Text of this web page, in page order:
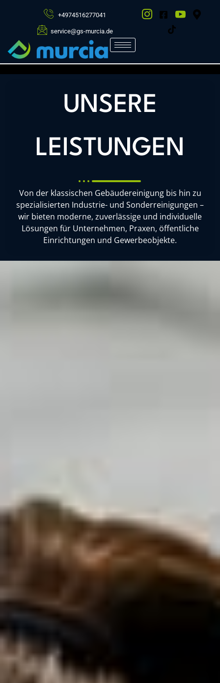
+4974516277041
service@gs-murcia.de
BERATUNG
TERMIN
Vereinbaren Sie jetzt einen
unverbindlichen Beratungstermin mit
wir Ihre Anforderungen und entwickeln
passende Reinigungs- und
Jetzt Termin anfragen
UNSERE
LEISTUNGEN
Von der klassischen Gebäudereinigung bis hin zu
spezialisierten Industrie- und Sonderreinigungen –
wir bieten moderne, zuverlässige und individuelle
Lösungen für Unternehmen, Praxen, öffentliche
Einrichtungen und Gewerbeobjekte.